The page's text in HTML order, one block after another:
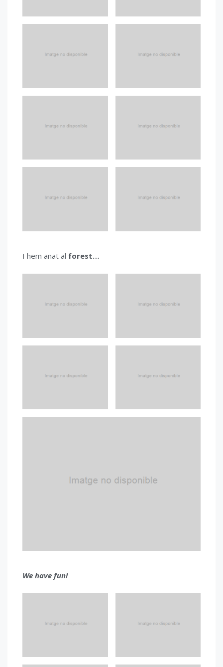
I hem anat al forest…
We have fun!